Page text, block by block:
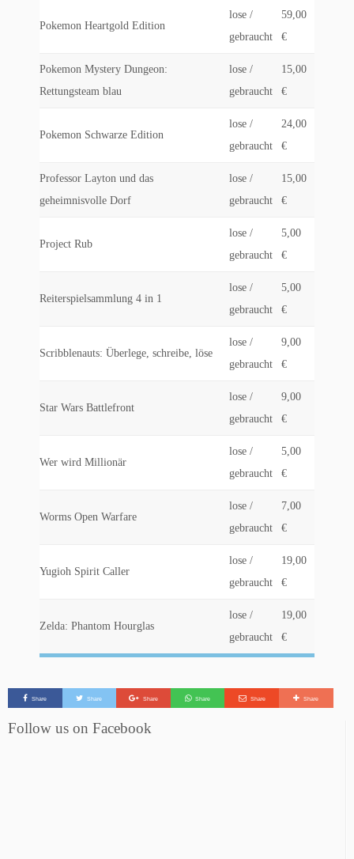
Pokemon Heartgold Edition
lose /
gebraucht
59,00
€
Pokemon Mystery Dungeon:
Rettungsteam blau
lose /
gebraucht
15,00
€
Pokemon Schwarze Edition
lose /
gebraucht
24,00
€
Professor Layton und das
geheimnisvolle Dorf
lose /
gebraucht
15,00
€
Project Rub
lose /
gebraucht
5,00
€
Reiterspielsammlung 4 in 1
lose /
gebraucht
5,00
€
Scribblenauts: Überlege, schreibe, löse
lose /
gebraucht
9,00
€
Star Wars Battlefront
lose /
gebraucht
9,00
€
Wer wird Millionär
lose /
gebraucht
5,00
€
Worms Open Warfare
lose /
gebraucht
7,00
€
Yugioh Spirit Caller
lose /
gebraucht
19,00
€
Zelda: Phantom Hourglas
lose /
gebraucht
19,00
€
Share Share Share Share Share Share
Follow us on Facebook